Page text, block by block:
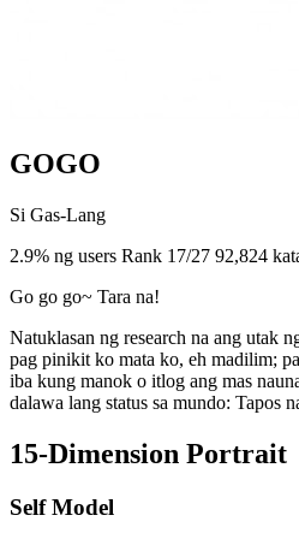
GOGO
Si Gas-Lang
2.9% ng users Rank 17/27 92,824
Go go go~ Tara na!
Natuklasan ng research na ang utak
pag pinikit ko mata ko, eh madilim;
iba kung manok o itlog ang mas
dalawa lang status sa mundo: Tapos
15-Dimension Portrait
Self Model